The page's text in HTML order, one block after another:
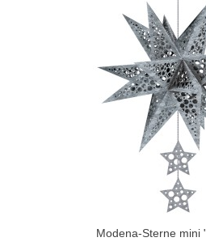
Modena-Sterne mini